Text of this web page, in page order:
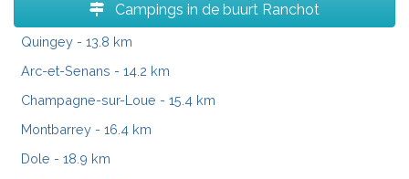
Campings in de buurt Ranchot
Quingey - 13.8 km
Arc-et-Senans - 14.2 km
Champagne-sur-Loue - 15.4 km
Montbarrey - 16.4 km
Dole - 18.9 km